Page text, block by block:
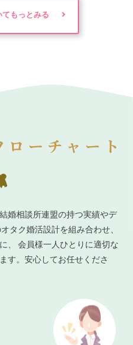
てもっとみる
ーチャート
婚相談所連盟の持つ実績やデ
タク婚活設計を組み合わせ、
、 会員様一人ひとりに適切な
す。安心してお任せくださ